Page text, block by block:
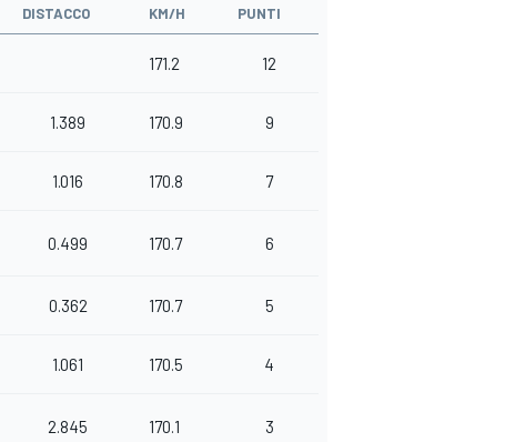
DISTACCO KM/H PUNTI
171.2 12
1.389 170.9 9
1.016 170.8 7
0.499 170.7 6
0.362 170.7 5
1.061 170.5 4
2.845 170.1 3